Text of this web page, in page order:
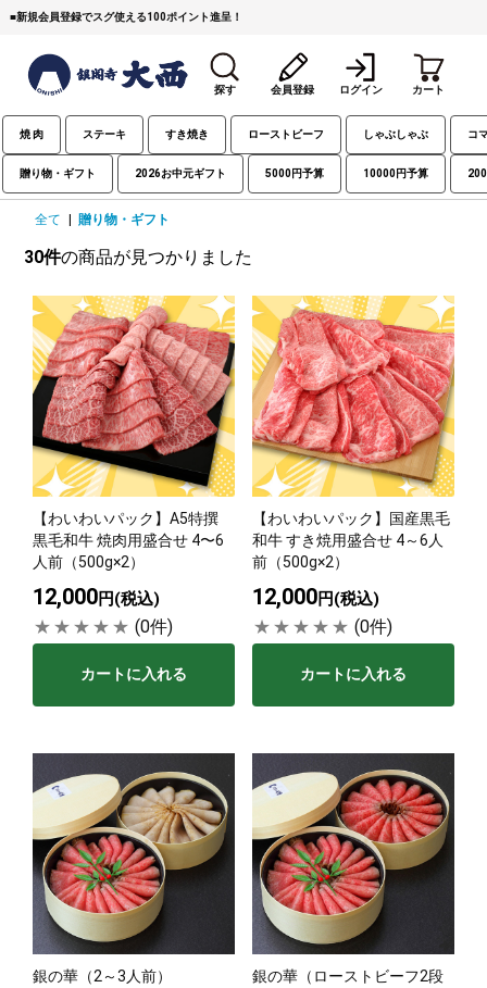
■新規会員登録でスグ使える100ポイント進呈！
探す
すき焼き 焼 肉 ステーキ
しゃぶしゃぶ コマ切れミンチ ローストビーフ
焼豚など（豚肉の加工
品）
牛丼など（牛肉の加工
品）
カレー・コロッケ・ハン
バーグ
タレ類 村沢牛 京丹波平井牛
サステナブル・和牛
（熟）
千代幻豚 贈り物・ギフト
会員登録 ログイン カート
焼 肉 ステーキ すき焼き ローストビーフ しゃぶしゃぶ コ
贈り物・ギフト 2026お中元ギフト 5000円予算 10000円予算
全て | 贈り物・ギフト
30件の商品が見つかりました
【わいわいパック】A5特撰
黒毛和牛 焼肉用盛合せ 4〜6
人前（500g×2）
12,000円(税込)
(0件)
カートに入れる
【わいわいパック】国産黒毛
和牛 すき焼用盛合せ 4～6人
前（500g×2）
12,000円(税込)
(0件)
カートに入れる
銀の華（2～3人前）
銀の華（ローストビーフ2段